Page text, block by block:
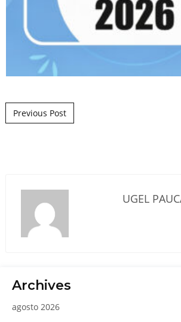
Post navigation
Previous Post
UGEL
Archives
agosto 2026